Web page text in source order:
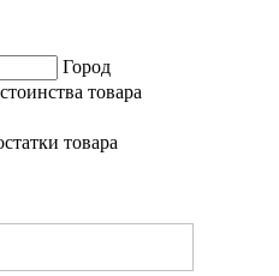
Город
товара
товара